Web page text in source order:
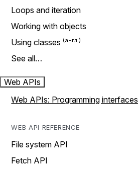
Loops and iteration
Working with objects
Using classes
See all…
Web APIs
Web APIs: Programming interfaces
WEB API REFERENCE
File system API
Fetch API